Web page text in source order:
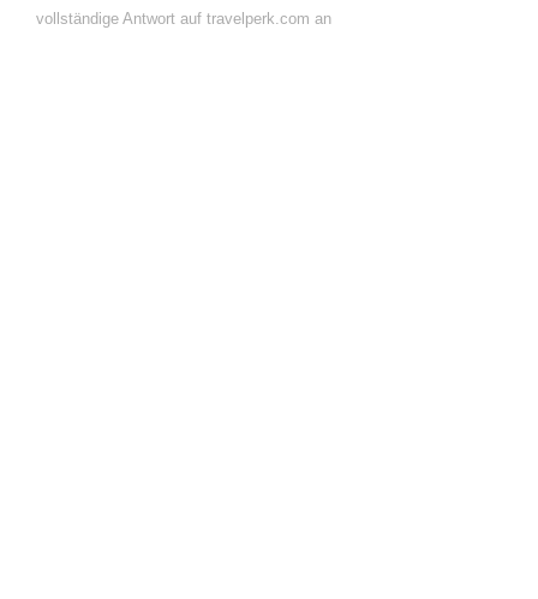
vollständige Antwort auf travelperk.com an